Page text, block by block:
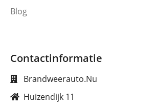
Blog
Contactinformatie
Brandweerauto.Nu
Huizendijk 11